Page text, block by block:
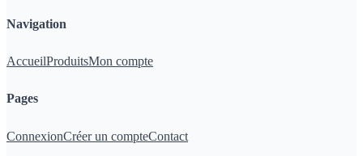
Navigation
AccueilProduitsMon compte
Pages
ConnexionCréer un compteContact